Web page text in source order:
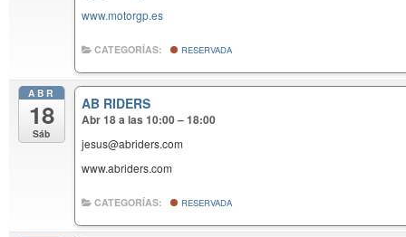
www.motorgp.es
CATEGORÍAS: RESERVADA
ABR
18
Sáb
AB RIDERS
Abr 18 a las 10:00 – 18:00
jesus@abriders.com
www.abriders.com
CATEGORÍAS: RESERVADA